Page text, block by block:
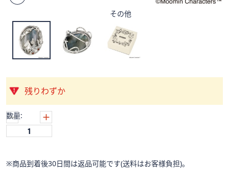
で
左
イ
プ
し
て
閲
き
その他
残りわずか
数量:
※商品到着後30日間は返品可能です(送料はお客様負担)。